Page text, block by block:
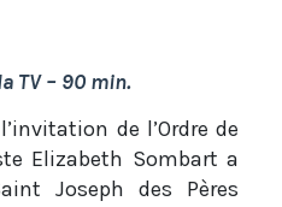
TV – 90 min.
de l’Ordre de
Elizabeth Sombart a
Joseph des Pères